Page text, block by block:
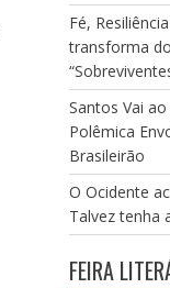
Fé,
transforma
Santos Vai
Polêmica
Brasileirão
O Ocidente
Talvez tenha
FEIRA